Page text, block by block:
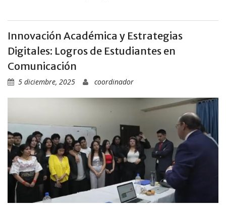
Innovación Académica y Estrategias
Digitales: Logros de Estudiantes en
Comunicación
5 diciembre, 2025 coordinador